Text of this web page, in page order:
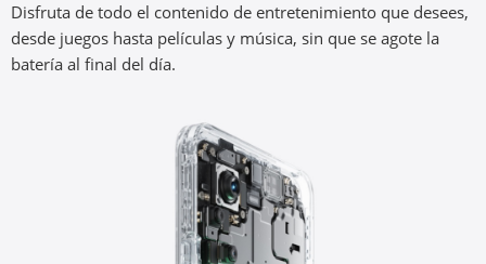
La carga rápida de 33W más rápida del segmento, con
tecnología de carga SUPERVOOC avanzada.
Disfruta de todo el contenido de entretenimiento que desees,
desde juegos hasta películas y música, sin que se agote la
batería al final del día.